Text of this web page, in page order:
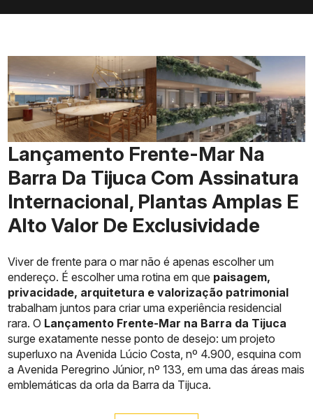
Lançamento Frente-Mar Na
Barra Da Tijuca Com Assinatura
Internacional, Plantas Amplas E
Alto Valor De Exclusividade
Viver de frente para o mar não é apenas escolher um
endereço. É escolher uma rotina em que paisagem,
privacidade, arquitetura e valorização patrimonial
trabalham juntos para criar uma experiência residencial
rara. O Lançamento Frente-Mar na Barra da Tijuca
surge exatamente nesse ponto de desejo: um projeto
superluxo na Avenida Lúcio Costa, nº 4.900, esquina com
a Avenida Peregrino Júnior, nº 133, em uma das áreas mais
emblemáticas da orla da Barra da Tijuca.